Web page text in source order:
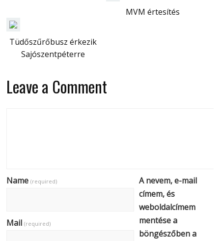
MVM értesítés
Tüdőszűrőbusz érkezik
Sajószentpéterre
Leave a Comment
Name(required)
Mail(required)
A nevem, e-mail
címem, és
weboldalcímem
mentése a
böngészőben a